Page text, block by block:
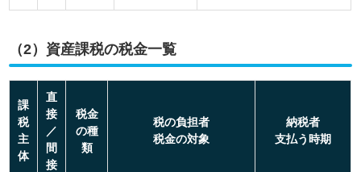
（2）資産課税の税金一覧
課
税
主
体
直
接
／
間
接
税金
の種
類
税の負担者
税金の対象
納税者
支払う時期